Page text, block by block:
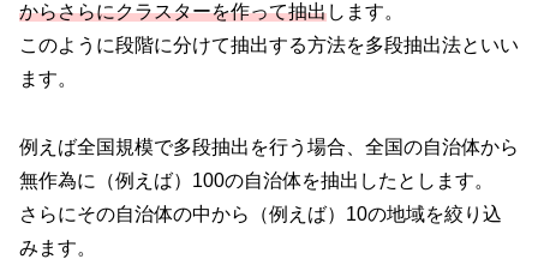
からさらにクラスターを作って抽出します。
このように段階に分けて抽出する方法を多段抽出法といい
ます。
例えば全国規模で多段抽出を行う場合、全国の自治体から
無作為に（例えば）100の自治体を抽出したとします。
さらにその自治体の中から（例えば）10の地域を絞り込
みます。